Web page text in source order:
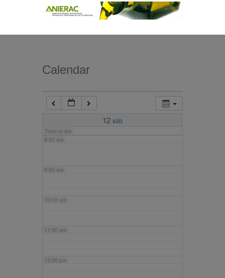
Calendar
12 sáb
Todo el día
7:00 am
8:00 am
9:00 am
10:00 am
11:00 am
12:00 pm